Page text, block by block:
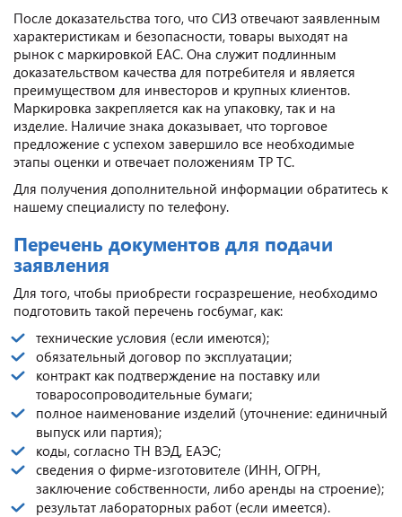
После доказательства того, что СИЗ отвечают заявленным
характеристикам и безопасности, товары выходят на
рынок с маркировкой ЕАС. Она служит подлинным
доказательством качества для потребителя и является
преимуществом для инвесторов и крупных клиентов.
Маркировка закрепляется как на упаковку, так и на
изделие. Наличие знака доказывает, что торговое
предложение с успехом завершило все необходимые
этапы оценки и отвечает положениям ТР ТС.
Для получения дополнительной информации обратитесь к
нашему специалисту по телефону.
Перечень документов для подачи
заявления
Для того, чтобы приобрести госразрешение, необходимо
подготовить такой перечень госбумаг, как:
технические условия (если имеются);
обязательный договор по эксплуатации;
контракт как подтверждение на поставку или
товаросопроводительные бумаги;
полное наименование изделий (уточнение: единичный
выпуск или партия);
коды, согласно ТН ВЭД, ЕАЭС;
сведения о фирме-изготовителе (ИНН, ОГРН,
заключение собственности, либо аренды на строение);
результат лабораторных работ (если имеется).